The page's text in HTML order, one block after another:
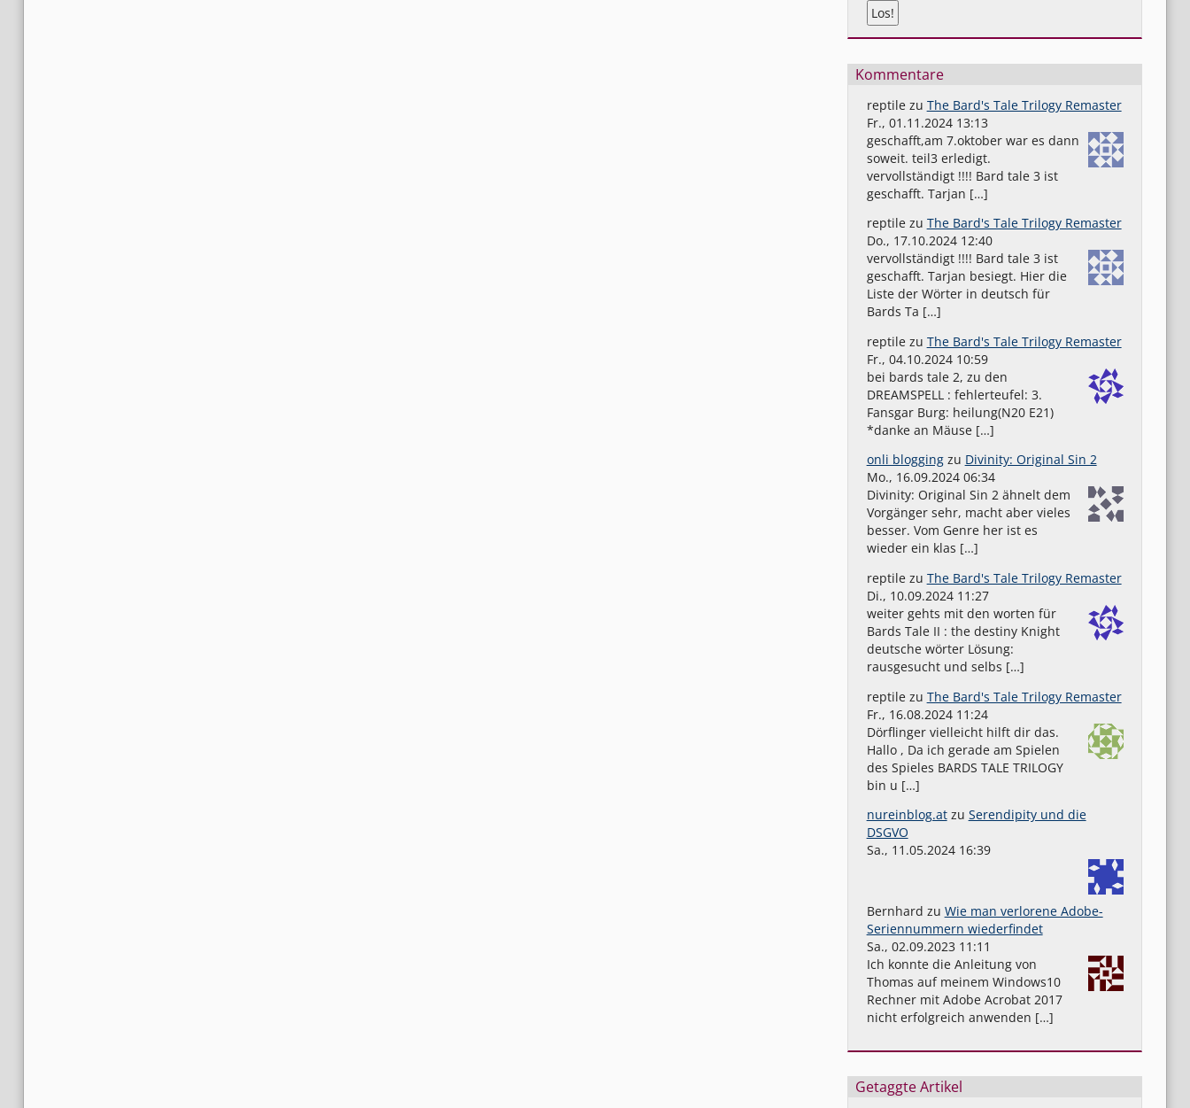
Kommentare
reptilezu The Bard's Tale Trilogy Remaster
Fr., 01.11.2024 13:13
geschafft,am 7.oktober war es dann
soweit. teil3 erledigt.
vervollständigt !!!! Bard tale 3 ist
geschafft. Tarjan […]
reptilezu The Bard's Tale Trilogy Remaster
Do., 17.10.2024 12:40
vervollständigt !!!! Bard tale 3 ist
geschafft. Tarjan besiegt. Hier die
Liste der Wörter in deutsch für
Bards Ta […]
reptilezu The Bard's Tale Trilogy Remaster
Fr., 04.10.2024 10:59
bei bards tale 2, zu den
DREAMSPELL : fehlerteufel: 3.
Fansgar Burg: heilung(N20 E21)
*danke an Mäuse […]
onli bloggingzu Divinity: Original Sin 2
Mo., 16.09.2024 06:34
Divinity: Original Sin 2 ähnelt dem
Vorgänger sehr, macht aber vieles
besser. Vom Genre her ist es
wieder ein klas […]
reptilezu The Bard's Tale Trilogy Remaster
Di., 10.09.2024 11:27
weiter gehts mit den worten für
Bards Tale II : the destiny Knight
deutsche wörter Lösung:
rausgesucht und selbs […]
reptilezu The Bard's Tale Trilogy Remaster
Fr., 16.08.2024 11:24
Dörflinger vielleicht hilft dir das.
Hallo , Da ich gerade am Spielen
des Spieles BARDS TALE TRILOGY
bin u […]
nureinblog.atzu Serendipity und die
DSGVO
Sa., 11.05.2024 16:39
Bernhard zu Wie man verlorene Adobe-
Seriennummern wiederfindet
Sa., 02.09.2023 11:11
Ich konnte die Anleitung von
Thomas auf meinem Windows10
Rechner mit Adobe Acrobat 2017
nicht erfolgreich anwenden […]
Getaggte Artikel